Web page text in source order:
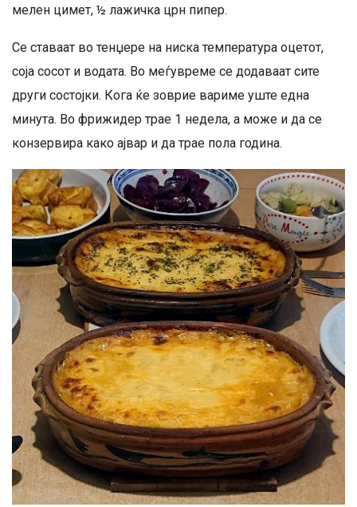
мелен цимет, ½ лажичка црн пипер.
Се ставаат во тенџере на ниска температура оцетот,
соја сосот и водата. Во меѓувреме се додаваат сите
други состојки. Кога ќе зоврие вариме уште една
минута. Во фрижидер трае 1 недела, а може и да се
конзервира како ајвар и да трае пола година.